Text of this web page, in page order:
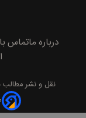
درباره ماتماس
نقل و نشر مطالب